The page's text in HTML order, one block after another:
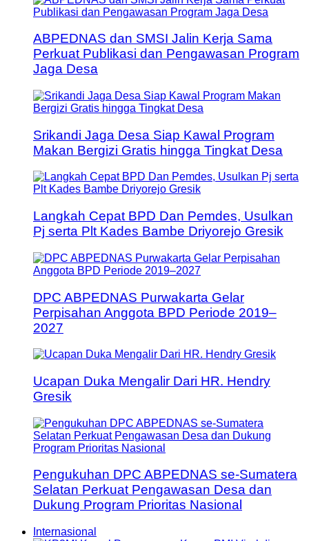
ABPEDNAS dan SMSI Jalin Kerja Sama
Perkuat Publikasi dan Pengawasan Program
Jaga Desa
Srikandi Jaga Desa Siap Kawal Program
Makan Bergizi Gratis hingga Tingkat Desa
Langkah Cepat BPD Dan Pemdes, Usulkan
Pj serta Plt Kades Bambe Driyorejo Gresik
DPC ABPEDNAS Purwakarta Gelar
Perpisahan Anggota BPD Periode 2019–
2027
Ucapan Duka Mengalir Dari HR. Hendry
Gresik
Pengukuhan DPC ABPEDNAS se-Sumatera
Selatan Perkuat Pengawasan Desa dan
Dukung Program Prioritas Nasional
Internasional